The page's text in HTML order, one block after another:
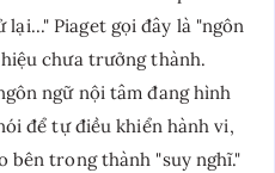
Piaget gọi đây là "ngôn
chưa trưởng thành.
ngữ nội tâm đang hình
để tự điều khiển hành vi,
bên trong thành "suy nghĩ."